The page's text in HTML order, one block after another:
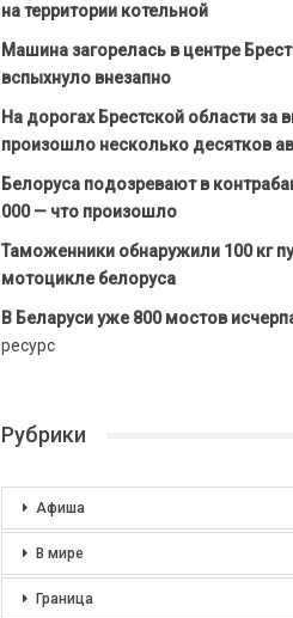
на территории котельной
Машина загорелась в центре
вспыхнуло внезапно
На дорогах Брестской области за
произошло несколько десятков
Белоруса подозревают в
000 — что произошло
Таможенники обнаружили 100 кг
мотоцикле белоруса
В Беларуси уже 800 мостов
ресурс
Рубрики
Афиша
В мире
Граница